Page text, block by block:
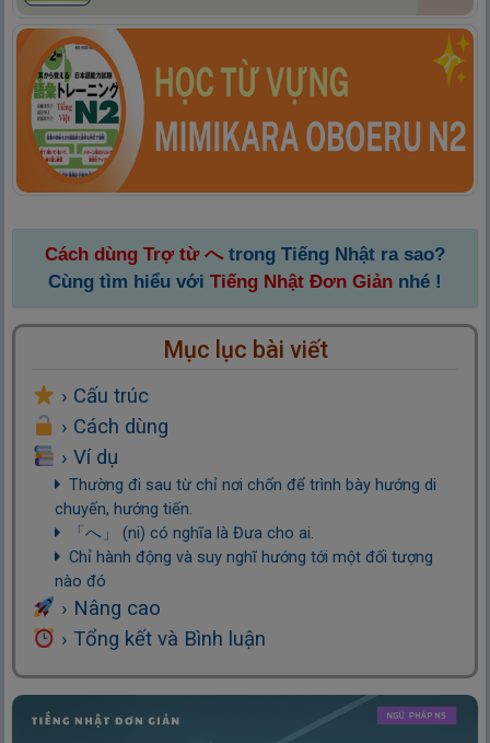
Cách dùng Trợ từ へ trong Tiếng Nhật ra sao?
Cùng tìm hiểu với Tiếng Nhật Đơn Giản nhé !
Mục lục bài viết
› Cấu trúc
› Cách dùng
› Ví dụ
Thường đi sau từ chỉ nơi chốn để trình bày hướng di
chuyến, hướng tiến.
「へ」 (ni) có nghĩa là Đưa cho ai.
Chỉ hành động và suy nghĩ hướng tới một đối tượng
nào đó
› Nâng cao
› Tổng kết và Bình luận